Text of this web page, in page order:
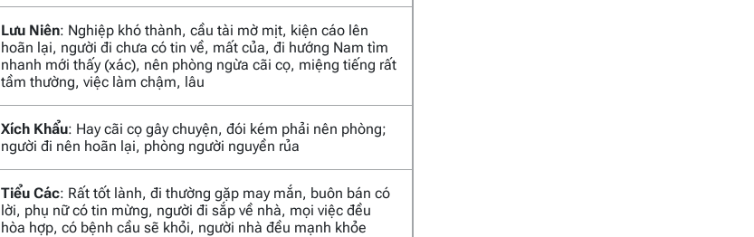
Lưu Niên: Nghiệp khó thành, cầu tài mờ mịt, kiện cáo lên
hoãn lại, người đi chưa có tin về, mất của, đi hướng Nam tìm
nhanh mới thấy (xác), nên phòng ngừa cãi cọ, miệng tiếng rất
tầm thường, việc làm chậm, lâu
Xích Khẩu: Hay cãi cọ gây chuyện, đói kém phải nên phòng;
người đi nên hoãn lại, phòng người nguyền rủa
Tiểu Các: Rất tốt lành, đi thường gặp may mắn, buôn bán có
lời, phụ nữ có tin mừng, người đi sắp về nhà, mọi việc đều
hòa hợp, có bệnh cầu sẽ khỏi, người nhà đều mạnh khỏe